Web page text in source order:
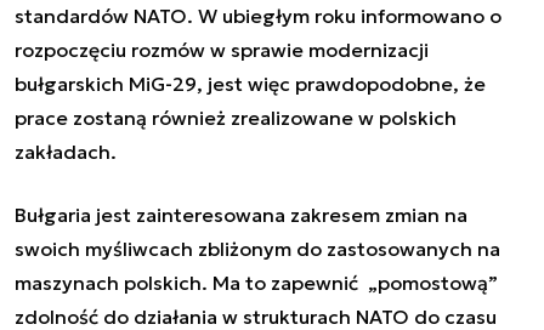
standardów NATO. W ubiegłym roku informowano o
rozpoczęciu rozmów w sprawie modernizacji
bułgarskich MiG-29, jest więc prawdopodobne, że
prace zostaną również zrealizowane w polskich
zakładach.
Bułgaria jest zainteresowana zakresem zmian na
swoich myśliwcach zbliżonym do zastosowanych na
maszynach polskich. Ma to zapewnić „pomostową”
zdolność do działania w strukturach NATO do czasu